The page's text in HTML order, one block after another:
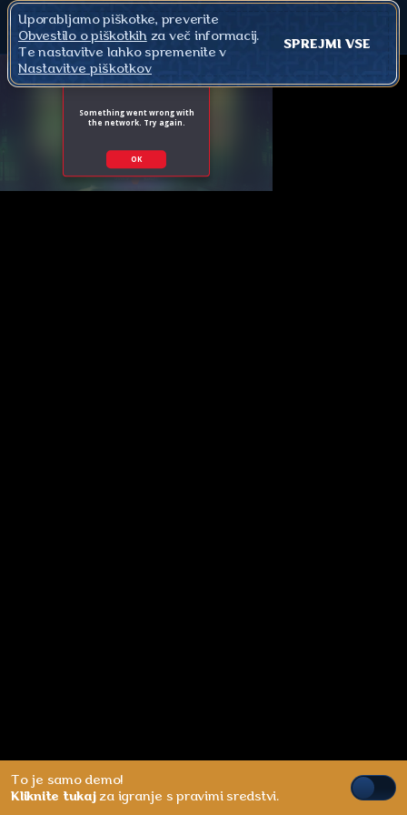
To je samo demo!
Kliknite tukajza igranje s pravimi sredstvi.
Uporabljamo piškotke, preverite
Obvestilo o piškotkih za več informacij.
Te nastavitve lahko spremenite v
Nastavitve piškotkov
SPREJMI VSE